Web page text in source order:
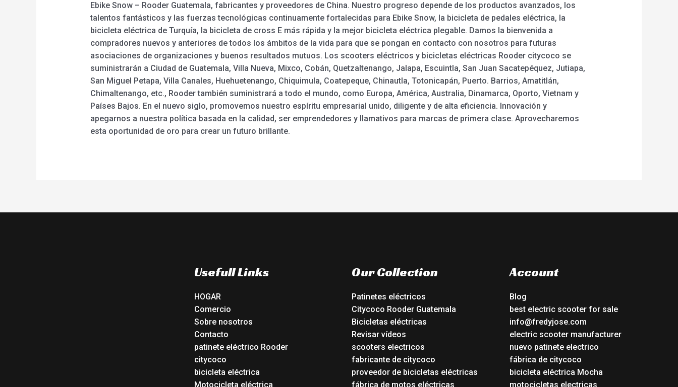
Ebike Snow – Rooder Guatemala, fabricantes y proveedores de China. Nuestro progreso depende de los productos avanzados, los
talentos fantásticos y las fuerzas tecnológicas continuamente fortalecidas para Ebike Snow, la bicicleta de pedales eléctrica, la
bicicleta eléctrica de Turquía, la bicicleta de cross E más rápida y la mejor bicicleta eléctrica plegable. Damos la bienvenida a
compradores nuevos y anteriores de todos los ámbitos de la vida para que se pongan en contacto con nosotros para futuras
asociaciones de organizaciones y buenos resultados mutuos. Los scooters eléctricos y bicicletas eléctricas Rooder citycoco se
suministrarán a Ciudad de Guatemala, Villa Nueva, Mixco, Cobán, Quetzaltenango, Jalapa, Escuintla, San Juan Sacatepéquez, Jutiapa,
San Miguel Petapa, Villa Canales, Huehuetenango, Chiquimula, Coatepeque, Chinautla, Totonicapán, Puerto. Barrios, Amatitlán,
Chimaltenango, etc., Rooder también suministrará a todo el mundo, como Europa, América, Australia, Dinamarca, Oporto, Vietnam y
Países Bajos. En el nuevo siglo, promovemos nuestro espíritu empresarial unido, diligente y de alta eficiencia. Innovación y
apegarnos a nuestra política basada en la calidad, ser emprendedores y llamativos para marcas de primera clase. Aprovecharemos
esta oportunidad de oro para crear un futuro brillante.
Usefull Links
HOGAR
Comercio
Sobre nosotros
Contacto
patinete eléctrico Rooder
citycoco
bicicleta eléctrica
Motocicleta eléctrica
Our Collection
Patinetes eléctricos
Citycoco Rooder Guatemala
Bicicletas eléctricas
Revisar vídeos
scooters electricos
fabricante de citycoco
proveedor de bicicletas eléctricas
fábrica de motos eléctricas
Account
Blog
best electric scooter for sale
info@fredyjose.com
electric scooter manufacturer
nuevo patinete electrico
fábrica de citycoco
bicicleta eléctrica Mocha
motocicletas electricas